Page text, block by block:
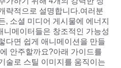
략적으로 설명합니다.여러분
, 소셜 미디어 게시물에 에너지
니메이터들은 창조적인 가능성
다면 쉽게 애니메이션을 만들
안주할까요?아래 가이드를
술로 스틸 이미지를 움직이는